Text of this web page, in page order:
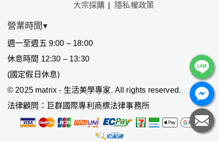
大宗採購
隱私權政策
營業時間▾
週一至週五 9:00 – 18:00
休息時間 12:30 – 13:30
(國定假日休息)
© 2025 matrix - 生活美學專家. All rights reserved.
法律顧問：巨群國際專利商標法律事務所